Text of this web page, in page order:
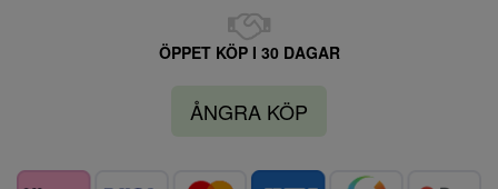
ÖPPET KÖP I 30 DAGAR
ÅNGRA KÖP